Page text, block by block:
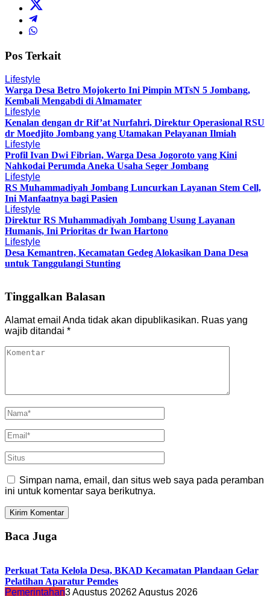
Pos Terkait
Lifestyle
Warga Desa Betro Mojokerto Ini Pimpin MTsN 5 Jombang,
Kembali Mengabdi di Almamater
Lifestyle
Kenalan dengan dr Rif’at Nurfahri, Direktur Operasional RSU
dr Moedjito Jombang yang Utamakan Pelayanan Ilmiah
Lifestyle
Profil Ivan Dwi Fibrian, Warga Desa Jogoroto yang Kini
Nahkodai Perumda Aneka Usaha Seger Jombang
Lifestyle
RS Muhammadiyah Jombang Luncurkan Layanan Stem Cell,
Ini Manfaatnya bagi Pasien
Lifestyle
Direktur RS Muhammadiyah Jombang Usung Layanan
Humanis, Ini Prioritas dr Iwan Hartono
Lifestyle
Desa Kemantren, Kecamatan Gedeg Alokasikan Dana Desa
untuk Tanggulangi Stunting
Tinggalkan Balasan
Alamat email Anda tidak akan dipublikasikan. Ruas yang
wajib ditandai *
Simpan nama, email, dan situs web saya pada peramban
ini untuk komentar saya berikutnya.
Baca Juga
Perkuat Tata Kelola Desa, BKAD Kecamatan Plandaan Gelar
Pelatihan Aparatur Pemdes
Pemerintahan3 Agustus 20262 Agustus 2026